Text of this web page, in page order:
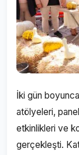
İki gün
atölyeleri,
etkinlikleri ve
gerçekleşti.